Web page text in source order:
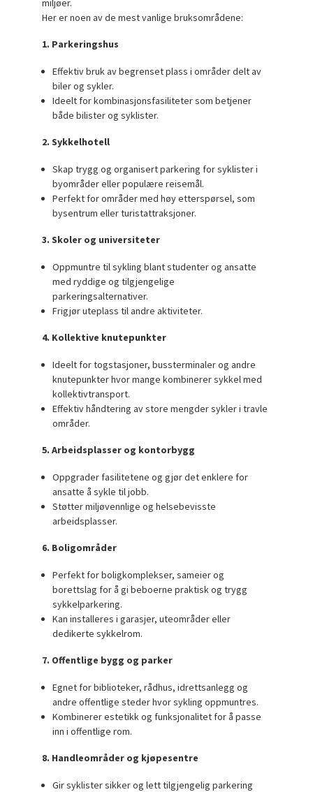
Her er noen av de mest vanlige bruksområdene:
1. Parkeringshus
Effektiv bruk av begrenset plass i områder delt av
biler og sykler.
Ideelt for kombinasjonsfasiliteter som betjener
både bilister og syklister.
2. Sykkelhotell
Skap trygg og organisert parkering for syklister i
byområder eller populære reisemål.
Perfekt for områder med høy etterspørsel, som
bysentrum eller turistattraksjoner.
3. Skoler og universiteter
Oppmuntre til sykling blant studenter og ansatte
med ryddige og tilgjengelige
parkeringsalternativer.
Frigjør uteplass til andre aktiviteter.
4. Kollektive knutepunkter
Ideelt for togstasjoner, bussterminaler og andre
knutepunkter hvor mange kombinerer sykkel med
kollektivtransport.
Effektiv håndtering av store mengder sykler i travle
områder.
5. Arbeidsplasser og kontorbygg
Oppgrader fasilitetene og gjør det enklere for
ansatte å sykle til jobb.
Støtter miljøvennlige og helsebevisste
arbeidsplasser.
6. Boligområder
Perfekt for boligkomplekser, sameier og
borettslag for å gi beboerne praktisk og trygg
sykkelparkering.
Kan installeres i garasjer, uteområder eller
dedikerte sykkelrom.
7. Offentlige bygg og parker
Egnet for biblioteker, rådhus, idrettsanlegg og
andre offentlige steder hvor sykling oppmuntres.
Kombinerer estetikk og funksjonalitet for å passe
inn i offentlige rom.
8. Handleområder og kjøpesentre
Gir syklister sikker og lett tilgjengelig parkering